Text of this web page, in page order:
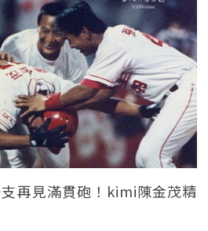
再見滿貫砲！kimi陳金茂精